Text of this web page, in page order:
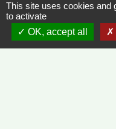
This site uses cookies and
to activate
OK, accept all